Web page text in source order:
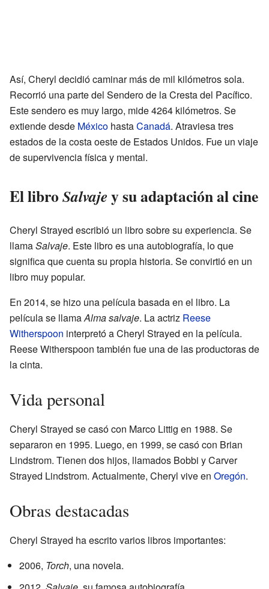
Así, Cheryl decidió caminar más de mil kilómetros sola.
Recorrió una parte del Sendero de la Cresta del Pacífico.
Este sendero es muy largo, mide 4264 kilómetros. Se
extiende desde México hastaCanadá. Atraviesa tres
estados de la costa oeste de Estados Unidos. Fue un viaje
de supervivencia física y mental.
El libroSalvajey su adaptación al cine
Cheryl Strayed escribió un libro sobre su experiencia. Se
llamaSalvaje. Este libro es una autobiografía, lo que
significa que cuenta su propia historia. Se convirtió en un
libro muy popular.
En 2014, se hizo una película basada en el libro. La
película se llamaAlma salvaje. La actriz Reese
Witherspoon interpretó a Cheryl Strayed en la película.
Reese Witherspoon también fue una de las productoras de
la cinta.
Vida personal
Cheryl Strayed se casó con Marco Littig en 1988. Se
separaron en 1995. Luego, en 1999, se casó con Brian
Lindstrom. Tienen dos hijos, llamados Bobbi y Carver
Strayed Lindstrom. Actualmente, Cheryl vive en Oregón.
Obras destacadas
Cheryl Strayed ha escrito varios libros importantes:
2006, Torch, una novela.